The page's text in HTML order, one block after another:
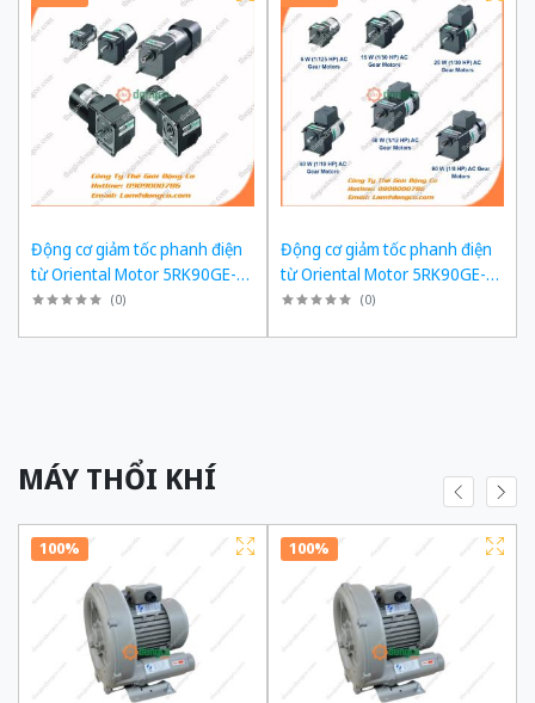
Động cơ giảm tốc phanh điện
từ Oriental Motor 5RK90GE-
SW2ML + 5GE180KF công suất
(0)
Động cơ giảm tốc phanh điện
từ Oriental Motor 5RK90GE-
SW2ML + 5GE150KF công suất
(0)
MÁY THỔI KHÍ
100% 100%